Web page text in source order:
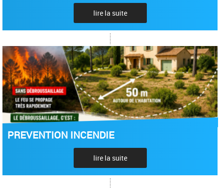
lire la suite
PREVENTION INCENDIE
lire la suite